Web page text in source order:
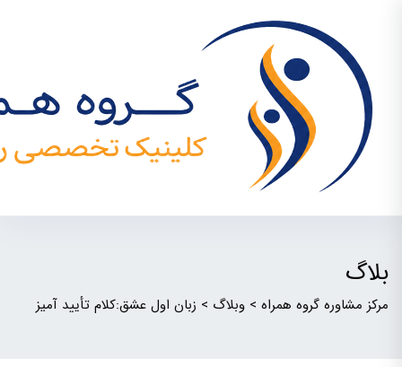
بلاگ
مرکز مشاوره گروه همراه > وبلاگ > زبان اول عشق:کلام تأیید آمیز